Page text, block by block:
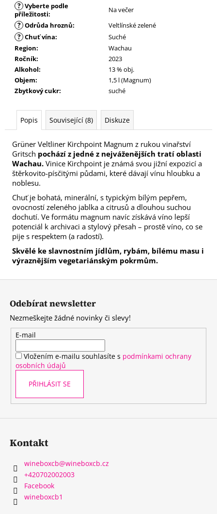
? Vyberte podle
příležitosti: Na večer
? Odrůda hroznů: Veltlínské zelené
? Chuť vína:
Suché
Region:
Wachau
Ročník:
2023
Alkohol:
13 % obj.
Objem:
1,5 l (Magnum)
Zbytkový cukr: suché
Popis Související (8) Diskuze
Grüner Veltliner Kirchpoint Magnum z rukou vinařství
Gritsch pochází z jedné z nejváženějších tratí oblasti
Wachau. Vinice Kirchpoint je známá svou jižní expozicí a
štěrkovito-písčitými půdami, které dávají vínu hloubku a
noblesu.
Chuť je bohatá, minerální, s typickým bílým pepřem,
ovocností zeleného jablka a citrusů a dlouhou suchou
dochutí. Ve formátu magnum navíc získává víno lepší
potenciál k archivaci a stylový přesah – prostě víno, co se
pije s respektem (a radostí).
Skvělé ke slavnostním jídlům, rybám, bílému masu i
výraznějším vegetariánským pokrmům.
Z
Odebírat newsletter
Nezmeškejte žádné novinky či slevy!
E-mail
Vložením e-mailu souhlasíte s podmínkami ochrany
osobních údajů
PŘIHLÁSIT SE
Kontakt
wineboxcb@wineboxcb.cz
+420702002003
Facebook
wineboxcb1